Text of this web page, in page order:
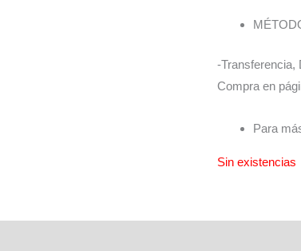
-Transferencia,
Compra en
Para
Sin existencias